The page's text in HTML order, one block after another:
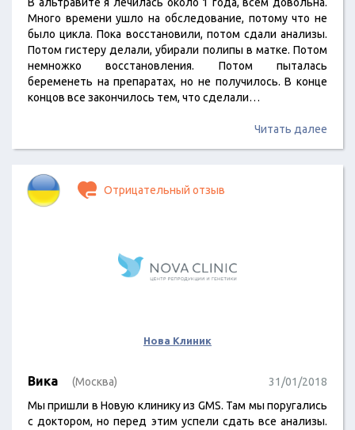
Много времени ушло на обследование, потому что не
было цикла. Пока восстановили, потом сдали анализы.
Потом гистеру делали, убирали полипы в матке. Потом
немножко восстановления. Потом пыталась
беременеть на препаратах, но не получилось. В конце
концов все закончилось тем, что сделали…
Читать далее
Отрицательный отзыв
Нова Клиник
Вика (Москва)
31/01/2018
Мы пришли в Новую клинику из GMS. Там мы поругались
с доктором, но перед этим успели сдать все анализы.